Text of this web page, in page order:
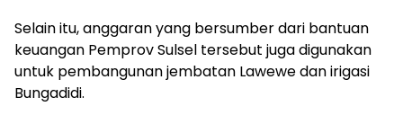
Selain itu, anggaran yang bersumber dari bantuan
keuangan Pemprov Sulsel tersebut juga digunakan
untuk pembangunan jembatan Lawewe dan irigasi
Bungadidi.